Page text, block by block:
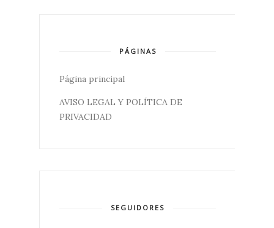
PÁGINAS
Página principal
AVISO LEGAL Y POLÍTICA DE
PRIVACIDAD
SEGUIDORES